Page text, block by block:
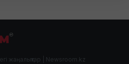
жаңалықтар | Newsroom.kz